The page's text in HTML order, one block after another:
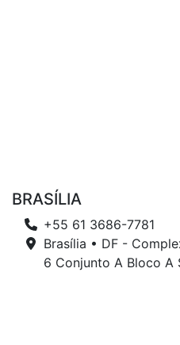
BRASÍLIA
+55 61 3686-7781
Brasília • DF -
6 Conjunto A Bloco A